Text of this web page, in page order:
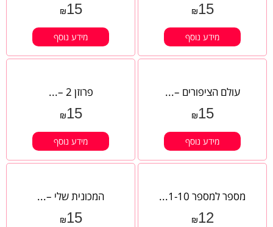
₪15
מידע נוסף
₪15
מידע נוסף
עולם הציפורים –...
₪15
מידע נוסף
פרוזן 2 –...
₪15
מידע נוסף
מספר למספר 1-10...
₪12
המכונית שלי –...
₪15